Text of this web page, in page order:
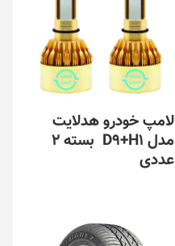
لامپ خودرو هدلایت
مدل D9+H1 بسته 2
عددی